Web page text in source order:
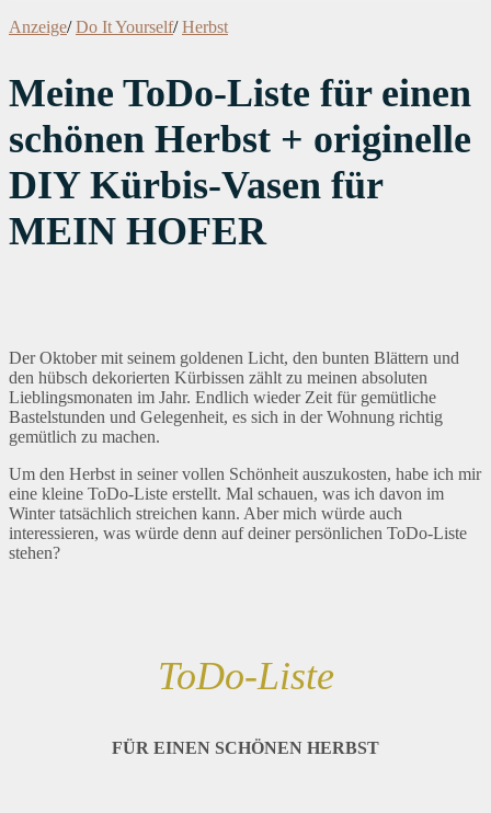
Anzeige/ Do It Yourself/ Herbst
Meine ToDo-Liste für einen
schönen Herbst + originelle
DIY Kürbis-Vasen für
MEIN HOFER
Der Oktober mit seinem goldenen Licht, den bunten Blättern und
den hübsch dekorierten Kürbissen zählt zu meinen absoluten
Lieblingsmonaten im Jahr. Endlich wieder Zeit für gemütliche
Bastelstunden und Gelegenheit, es sich in der Wohnung richtig
gemütlich zu machen.
Um den Herbst in seiner vollen Schönheit auszukosten, habe ich mir
eine kleine ToDo-Liste erstellt. Mal schauen, was ich davon im
Winter tatsächlich streichen kann. Aber mich würde auch
interessieren, was würde denn auf deiner persönlichen ToDo-Liste
stehen?
ToDo-Liste
FÜR EINEN SCHÖNEN HERBST